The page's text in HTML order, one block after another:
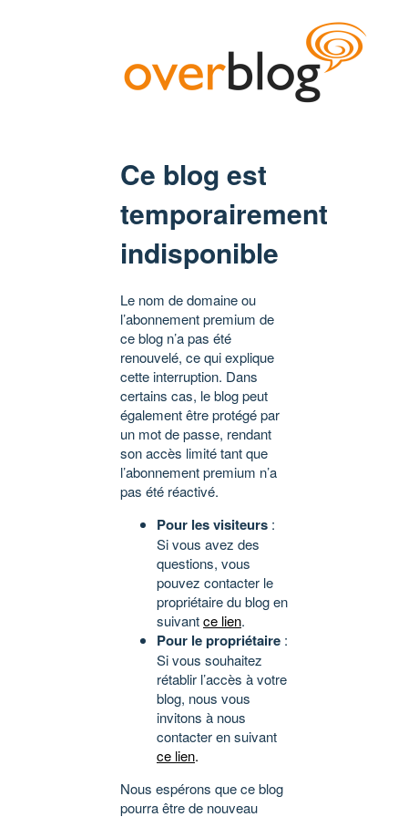
Ce blog est
temporairement
indisponible
Le nom de domaine ou
l’abonnement premium de
ce blog n’a pas été
renouvelé, ce qui explique
cette interruption. Dans
certains cas, le blog peut
également être protégé par
un mot de passe, rendant
son accès limité tant que
l’abonnement premium n’a
pas été réactivé.
Pour les visiteurs :
Si vous avez des
questions, vous
pouvez contacter le
propriétaire du blog en
suivantce lien.
Pour le propriétaire :
Si vous souhaitez
rétablir l’accès à votre
blog, nous vous
invitons à nous
contacter en suivant
ce lien.
Nous espérons que ce blog
pourra être de nouveau